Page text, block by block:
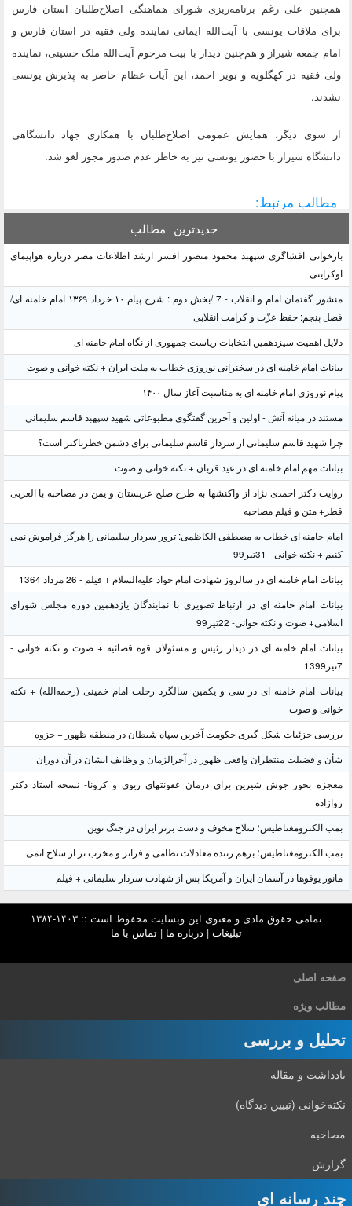
همچنین علی رغم برنامه‌ریزی شورای هماهنگی اصلاح‌طلبان استان فارس
برای ملاقات یونسی با آیت‌الله ایمانی نماینده ولی فقیه در استان فارس و
امام جمعه شیراز و هم‌چنین دیدار با بیت مرحوم آیت‌الله ملک حسینی، نماینده
ولی فقیه در کهگلویه و بویر احمد، این آیات عظام حاضر به پذیرش یونسی
نشدند.
از سوی دیگر، همایش عمومی اصلاح‌طلبان با همکاری جهاد دانشگاهی
دانشگاه شیراز با حضور یونسی نیز به خاطر عدم صدور مجوز لغو شد.
مطالب مرتبط:
جدیدترین مطالب
بازخوانی افشاگری سپهبد محمود منصور افسر ارشد اطلاعات مصر درباره هواپیمای
اوکراینی
منشور گفتمان امام و انقلاب - 7 /بخش دوم : شرح پیام ۱۰ خرداد ۱۳۶۹ امام خامنه ای/
فصل پنجم: حفظ عزّت و کرامت انقلابی
دلایل اهمیت سیزدهمین انتخابات ریاست جمهوری از نگاه امام خامنه ای
بیانات امام خامنه ای در سخنرانی نوروزی خطاب به ملت ایران + نکته خوانی و صوت
پیام نوروزی امام خامنه ای به مناسبت آغاز سال ۱۴۰۰
مستند در میانه آتش - اولین و آخرین گفتگوی مطبوعاتی شهید سپهبد قاسم سلیمانی
چرا شهید قاسم سلیمانی از سردار قاسم سلیمانی برای دشمن خطرناکتر است؟
بیانات مهم امام خامنه ای در عید قربان + نکته خوانی و صوت
روایت دکتر احمدی نژاد از واکنشها به طرح صلح عربستان و یمن در مصاحبه با العربی
قطر+ متن و فیلم مصاحبه
امام خامنه ای خطاب به مصطفی الکاظمی: ترور سردار سلیمانی را هرگز فراموش نمی
کنیم + نکته خوانی - 31تیر99
بیانات امام خامنه ای در سالروز شهادت امام جواد علیه‌السلام + فیلم - 26 مرداد 1364
بیانات امام خامنه ای در ارتباط تصویری با نمایندگان یازدهمین دوره مجلس شورای
اسلامی+ صوت و نکته خوانی- 22تیر99
بیانات امام خامنه ای در دیدار رئیس و مسئولان قوه قضائیه + صوت و نکته خوانی -
7تیر1399
بیانات امام خامنه ای در سی و یکمین سالگرد رحلت امام خمینی (رحمه‌الله) + نکته
خوانی و صوت
بررسی جزئیات شکل گیری حکومت آخرین سپاه شیطان در منطقه ظهور + جزوه
شأن و فضیلت منتظران واقعی ظهور در آخرالزمان و وظایف ایشان در آن دوران
معجزه بخور جوش شیرین برای درمان عفونتهای ریوی و کرونا- نسخه استاد دکتر
روازاده
بمب الکترومغناطیس؛ سلاح مخوف و دست برتر ایران در جنگ نوین
بمب الکترومغناطیس؛ برهم زننده معادلات نظامی و فراتر و مخرب تر از سلاح اتمی
مانور یوفوها در آسمان ایران و آمریکا پس از شهادت سردار سلیمانی + فیلم
تمامی حقوق مادی و معنوی این وبسایت محفوظ است :: ۱۴۰۳-۱۳۸۴
تبلیغات | درباره ما |تماس با ما
صفحه اصلی
مطالب ویژه
تحلیل و بررسی
یادداشت و مقاله
نکته‌خوانی (تبیین دیدگاه)
مصاحبه
گزارش
چند رسانه ای